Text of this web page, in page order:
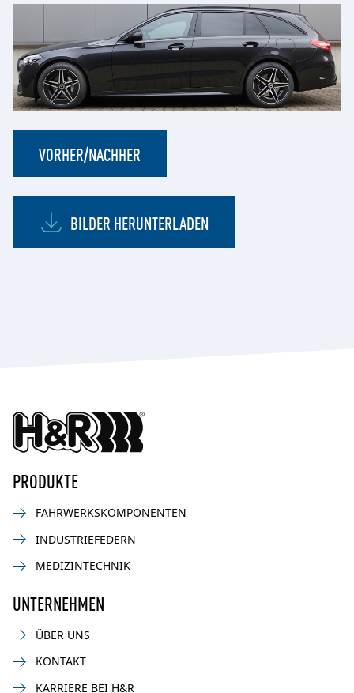
VORHER/NACHHER
BILDER HERUNTERLADEN
PRODUKTE
FAHRWERKSKOMPONENTEN
INDUSTRIEFEDERN
MEDIZINTECHNIK
UNTERNEHMEN
ÜBER UNS
KONTAKT
KARRIERE BEI H&R